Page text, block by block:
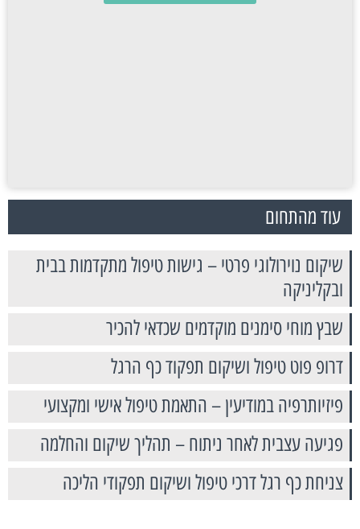
עוד מהתחום
שיקום נוירולוגי פרטי – גישות טיפול מתקדמות בבית
ובקליניקה
שבץ מוחי סימנים מוקדמים שכדאי להכיר
דרופ פוט טיפול ושיקום תפקוד כף הרגל
פיזיותרפיה במודיעין – התאמת טיפול אישי ומקצועי
פגיעה עצבית לאחר ניתוח – תהליך שיקום והחלמה
צניחת כף רגל דרכי טיפול ושיקום תפקודי הליכה